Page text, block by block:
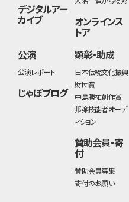
デジタルアー
カイブ オンラインス
トア
公演
公演レポート
じゃぽブログ
顕彰・助成
日本伝統文化振興
財団賞
中島勝祐創作賞
邦楽技能者オーデ
ィション
賛助会員・寄
付
賛助会員募集
寄付のお願い